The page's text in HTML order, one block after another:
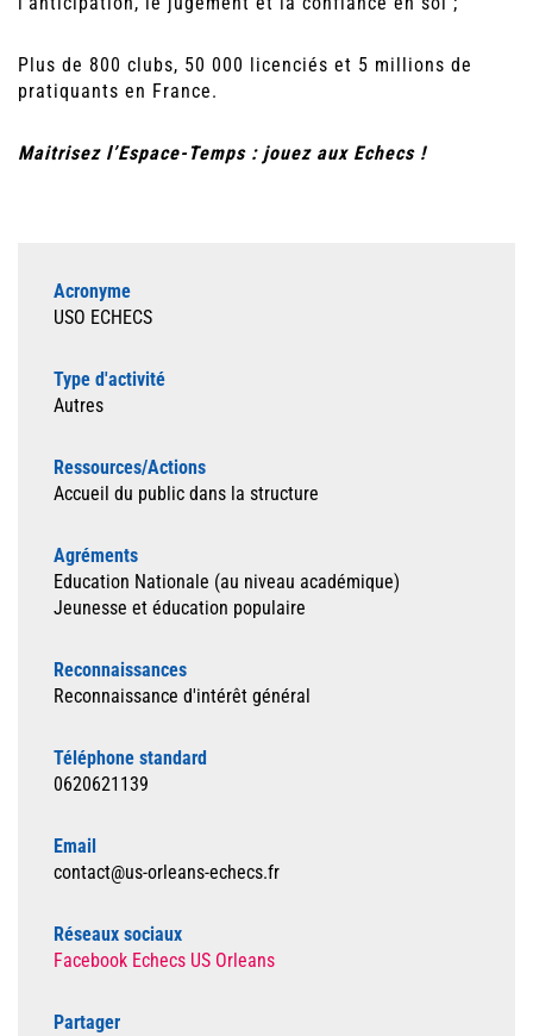
Plus de 800 clubs, 50 000 licenciés et 5 millions de
pratiquants en France.
Maitrisez l’Espace-Temps : jouez aux Echecs !
Acronyme
USO ECHECS
Type d'activité
Autres
Ressources/Actions
Accueil du public dans la structure
Agréments
Education Nationale (au niveau académique)
Jeunesse et éducation populaire
Reconnaissances
Reconnaissance d'intérêt général
Téléphone standard
0620621139
Email
contact@us-orleans-echecs.fr
Réseaux sociaux
Facebook Echecs US Orleans
Partager